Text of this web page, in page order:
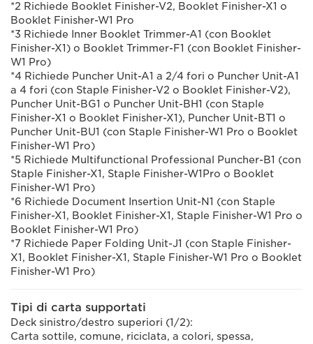
*2 Richiede Booklet Finisher-V2, Booklet Finisher-X1 o
Booklet Finisher-W1 Pro
*3 Richiede Inner Booklet Trimmer-A1 (con Booklet
Finisher-X1) o Booklet Trimmer-F1 (con Booklet Finisher-
W1 Pro)
*4 Richiede Puncher Unit-A1 a 2/4 fori o Puncher Unit-A1
a 4 fori (con Staple Finisher-V2 o Booklet Finisher-V2),
Puncher Unit-BG1 o Puncher Unit-BH1 (con Staple
Finisher-X1 o Booklet Finisher-X1), Puncher Unit-BT1 o
Puncher Unit-BU1 (con Staple Finisher-W1 Pro o Booklet
Finisher-W1 Pro)
*5 Richiede Multifunctional Professional Puncher-B1 (con
Staple Finisher-X1, Staple Finisher-W1Pro o Booklet
Finisher-W1 Pro)
*6 Richiede Document Insertion Unit-N1 (con Staple
Finisher-X1, Booklet Finisher-X1, Staple Finisher-W1 Pro o
Booklet Finisher-W1 Pro)
*7 Richiede Paper Folding Unit-J1 (con Staple Finisher-
X1, Booklet Finisher-X1, Staple Finisher-W1 Pro o Booklet
Finisher-W1 Pro)
Tipi di carta supportati
Deck sinistro/destro superiori (1/2):
Carta sottile, comune, riciclata, a colori, spessa,